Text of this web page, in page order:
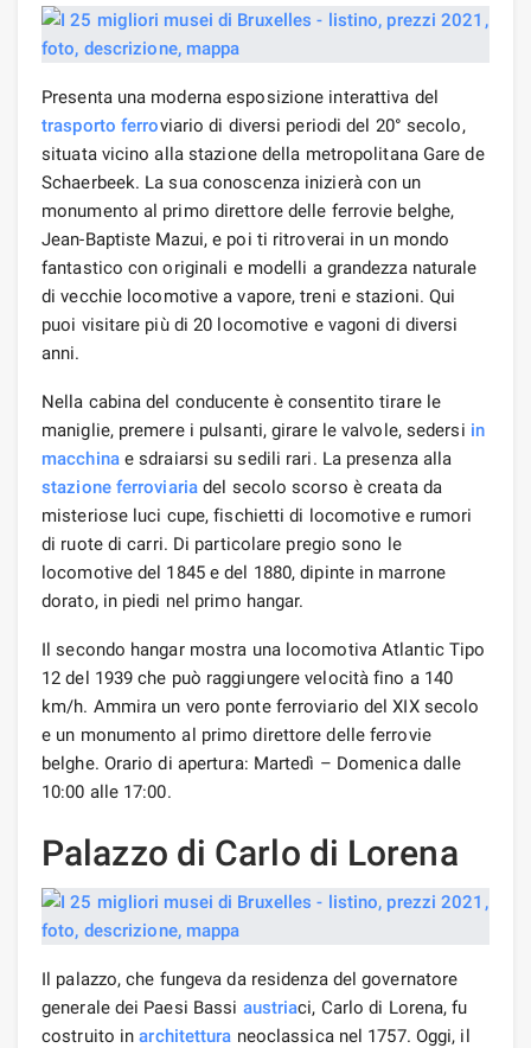
Presenta una moderna esposizione interattiva del
trasporto ferroviario di diversi periodi del 20° secolo,
situata vicino alla stazione della metropolitana Gare de
Schaerbeek. La sua conoscenza inizierà con un
monumento al primo direttore delle ferrovie belghe,
Jean-Baptiste Mazui, e poi ti ritroverai in un mondo
fantastico con originali e modelli a grandezza naturale
di vecchie locomotive a vapore, treni e stazioni. Qui
puoi visitare più di 20 locomotive e vagoni di diversi
anni.
Nella cabina del conducente è consentito tirare le
maniglie, premere i pulsanti, girare le valvole, sedersi in
macchinae sdraiarsi su sedili rari. La presenza alla
stazione ferroviaria del secolo scorso è creata da
misteriose luci cupe, fischietti di locomotive e rumori
di ruote di carri. Di particolare pregio sono le
locomotive del 1845 e del 1880, dipinte in marrone
dorato, in piedi nel primo hangar.
Il secondo hangar mostra una locomotiva Atlantic Tipo
12 del 1939 che può raggiungere velocità fino a 140
km/h. Ammira un vero ponte ferroviario del XIX secolo
e un monumento al primo direttore delle ferrovie
belghe. Orario di apertura: Martedì – Domenica dalle
10:00 alle 17:00.
Palazzo di Carlo di Lorena
Il palazzo, che fungeva da residenza del governatore
generale dei Paesi Bassi austriaci, Carlo di Lorena, fu
costruito inarchitettura neoclassica nel 1757. Oggi, il